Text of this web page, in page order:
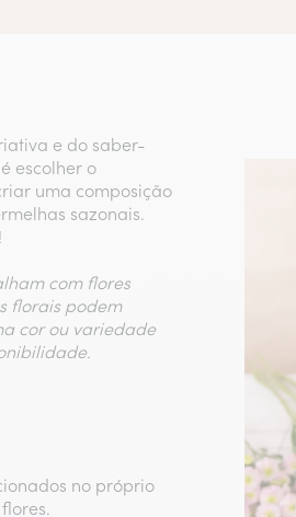
e do saber-
escolher o
uma composição
sazonais.
com flores
florais podem
cor ou variedade
no próprio